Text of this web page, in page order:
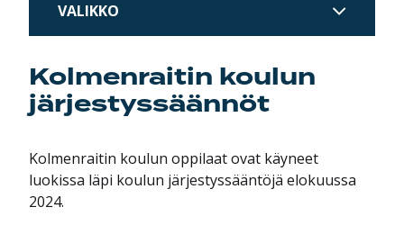
VALIKKO
Kolmenraitin koulun
järjestyssäännöt
Kolmenraitin koulun oppilaat ovat käyneet
luokissa läpi koulun järjestyssääntöjä elokuussa
2024.